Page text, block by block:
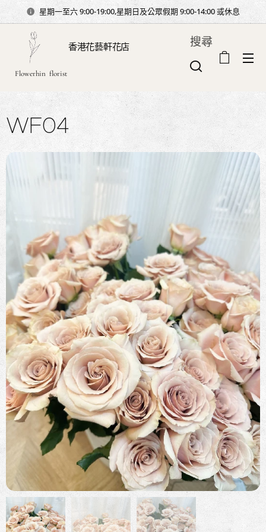
星期一至六 9:00-19:00,星期日及公眾假期 9:00-14:00 或休息
香港花藝軒花店
Flowerhin florist
搜尋
WF04